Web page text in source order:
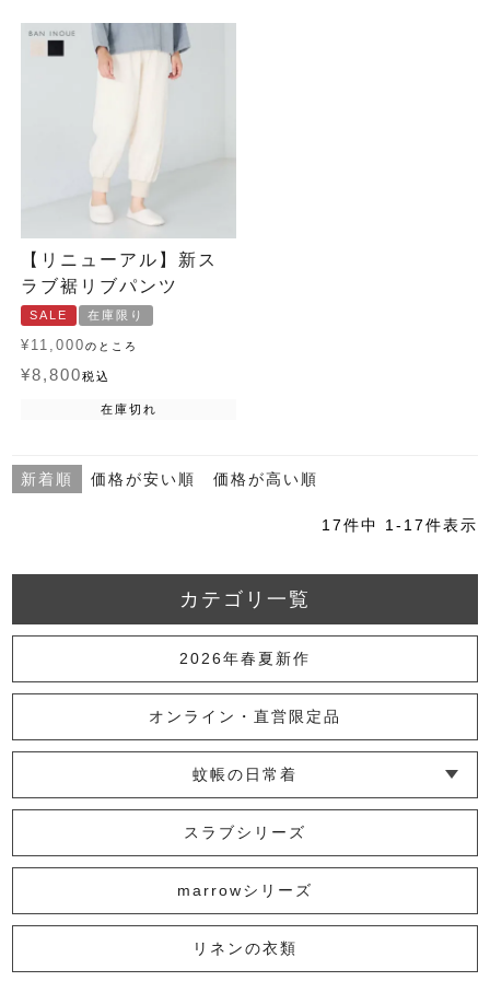
【リニューアル】新ス
ラブ裾リブパンツ
SALE 在庫限り
¥ 11,000のところ
¥8,800税込
在庫切れ
新着順 価格が安い順 価格が高い順
17件中 1 - 17件表示
カテゴリ一覧
2026年春夏新作
オンライン・直営限定品
蚊帳の日常着
└ インナー
└ トップス
└ ワンピース
└ パンツ
└ スカート
└ 羽織りもの
└ キッズ・ベビー
スラブシリーズ
marrowシリーズ
リネンの衣類